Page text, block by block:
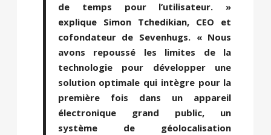
de temps pour l’utilisateur. »
explique Simon Tchedikian, CEO et
cofondateur de Sevenhugs. « Nous
avons repoussé les limites de la
technologie pour développer une
solution optimale qui intègre pour la
première fois dans un appareil
électronique grand public, un
système de géolocalisation